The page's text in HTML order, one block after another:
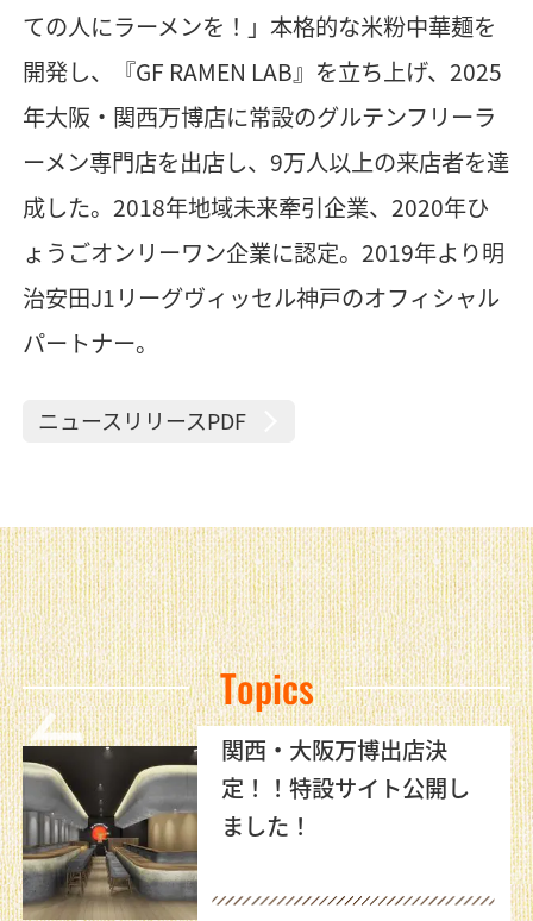
ての人にラーメンを！」本格的な米粉中華麺を
開発し、『GF RAMEN LAB』を立ち上げ、2025
年大阪・関西万博店に常設のグルテンフリーラ
ーメン専門店を出店し、9万人以上の来店者を達
成した。2018年地域未来牽引企業、2020年ひ
ょうごオンリーワン企業に認定。2019年より明
治安田J1リーグヴィッセル神戸のオフィシャル
パートナー。
ニュースリリースPDF
Topics
ケンミン冷凍ビーフン自
動販売機